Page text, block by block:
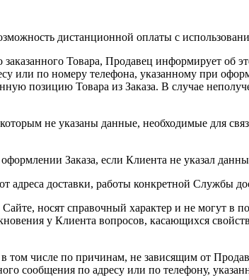
дистанционной оплаты с
заказанного Товара, Продавец информирует
или по номеру телефона, указанному при
позицию Товара из Заказа. В случае
не указаны данные, необходимые для
Заказа, если Клиента не указал
адреса доставки, работы конкретной Службы
носят справочный характер и не могут в
у Клиента вопросов, касающихся
том числе по причинам, не зависящим от
сообщения по адресу или по телефону,